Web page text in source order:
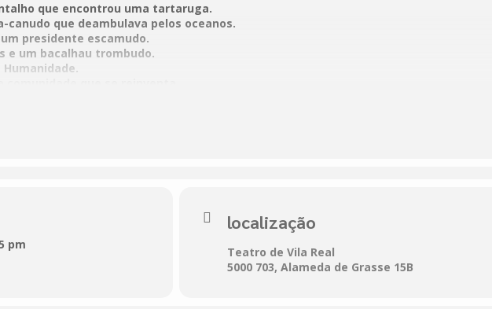
que encontrou uma tartaruga.
canudo que deambulava pelos oceanos.
presidente escamudo.
e um bacalhau trombudo.
um Espantalho” é uma aventura pelo universo marinho que se permite olhar para os
pm
localização
Teatro de Vila Real
5000 703, Alameda de Grasse 15B